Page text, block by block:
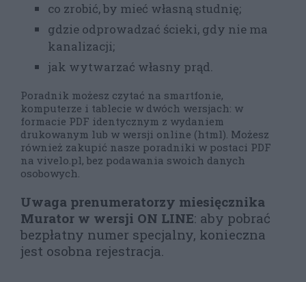
co zrobić, by mieć własną studnię;
gdzie odprowadzać ścieki, gdy nie ma
kanalizacji;
jak wytwarzać własny prąd.
Poradnik możesz czytać na smartfonie,
komputerze i tablecie w dwóch wersjach: w
formacie PDF identycznym z wydaniem
drukowanym lub w wersji online (html). Możesz
również zakupić nasze poradniki w postaci PDF
na vivelo.pl, bez podawania swoich danych
osobowych.
Uwaga prenumeratorzy miesięcznika
Murator w wersji ON LINE: aby pobrać
bezpłatny numer specjalny, konieczna
jest osobna rejestracja.